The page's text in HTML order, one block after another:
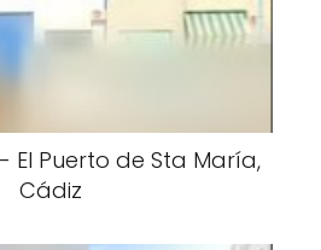
El Puerto de Sta María,
Cádiz